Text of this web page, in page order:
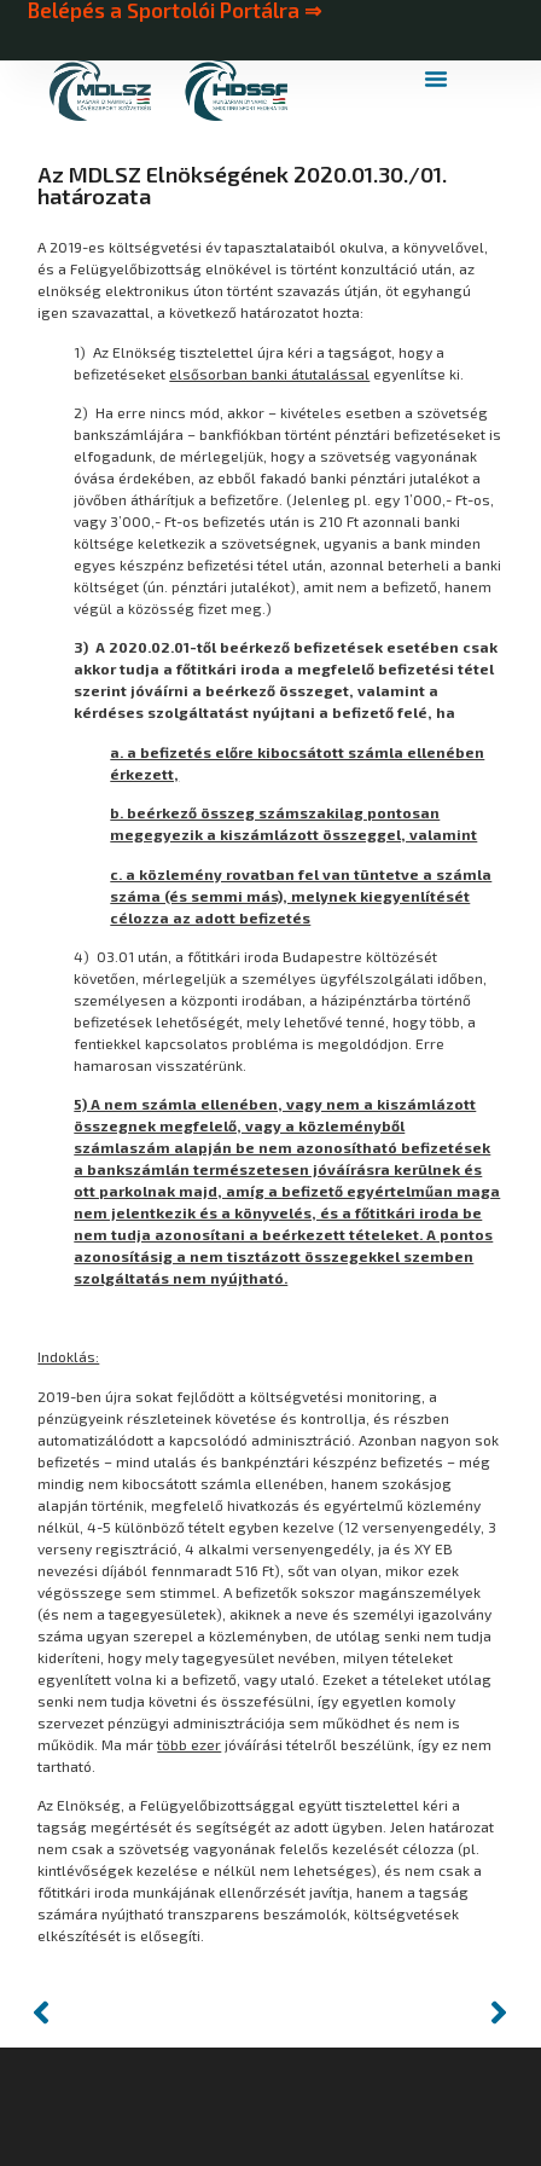
Belépés a Sportolói Portálra ⇒
Az MDLSZ Elnökségének 2020.01.30./01.
határozata
A 2019-es költségvetési év tapasztalataiból okulva, a könyvelővel,
és a Felügyelőbizottság elnökével is történt konzultáció után, az
elnökség elektronikus úton történt szavazás útján, öt egyhangú
igen szavazattal, a következő határozatot hozta:
1) Az Elnökség tisztelettel újra kéri a tagságot, hogy a
befizetéseket elsősorban banki átutalással egyenlítse ki.
2) Ha erre nincs mód, akkor – kivételes esetben a szövetség
bankszámlájára – bankfiókban történt pénztári befizetéseket is
elfogadunk, de mérlegeljük, hogy a szövetség vagyonának
óvása érdekében, az ebből fakadó banki pénztári jutalékot a
jövőben áthárítjuk a befizetőre. (Jelenleg pl. egy 1’000,- Ft-os,
vagy 3’000,- Ft-os befizetés után is 210 Ft azonnali banki
költsége keletkezik a szövetségnek, ugyanis a bank minden
egyes készpénz befizetési tétel után, azonnal beterheli a banki
költséget (ún. pénztári jutalékot), amit nem a befizető, hanem
végül a közösség fizet meg.)
3) A 2020.02.01-től beérkező befizetések esetében csak
akkor tudja a főtitkári iroda a megfelelő befizetési tétel
szerint jóváírni a beérkező összeget, valamint a
kérdéses szolgáltatást nyújtani a befizető felé, ha
a. a befizetés előre kibocsátott számla ellenében
érkezett,
b. beérkező összeg számszakilag pontosan
megegyezik a kiszámlázott összeggel, valamint
c. a közlemény rovatban fel van tüntetve a számla
száma (és semmi más), melynek kiegyenlítését
célozza az adott befizetés
4) 03.01 után, a főtitkári iroda Budapestre költözését
követően, mérlegeljük a személyes ügyfélszolgálati időben,
személyesen a központi irodában, a házipénztárba történő
befizetések lehetőségét, mely lehetővé tenné, hogy több, a
fentiekkel kapcsolatos probléma is megoldódjon. Erre
hamarosan visszatérünk.
5) A nem számla ellenében, vagy nem a kiszámlázott
összegnek megfelelő, vagy a közleményből
számlaszám alapján be nem azonosítható befizetések
a bankszámlán természetesen jóváírásra kerülnek és
ott parkolnak majd, amíg a befizető egyértelműan maga
nem jelentkezik és a könyvelés, és a főtitkári iroda be
nem tudja azonosítani a beérkezett tételeket. A pontos
azonosításig a nem tisztázott összegekkel szemben
szolgáltatás nem nyújtható.
Indoklás:
2019-ben újra sokat fejlődött a költségvetési monitoring, a
pénzügyeink részleteinek követése és kontrollja, és részben
automatizálódott a kapcsolódó adminisztráció. Azonban nagyon sok
befizetés – mind utalás és bankpénztári készpénz befizetés – még
mindig nem kibocsátott számla ellenében, hanem szokásjog
alapján történik, megfelelő hivatkozás és egyértelmű közlemény
nélkül, 4-5 különböző tételt egyben kezelve (12 versenyengedély, 3
verseny regisztráció, 4 alkalmi versenyengedély, ja és XY EB
nevezési díjából fennmaradt 516 Ft), sőt van olyan, mikor ezek
végösszege sem stimmel. A befizetők sokszor magánszemélyek
(és nem a tagegyesületek), akiknek a neve és személyi igazolvány
száma ugyan szerepel a közleményben, de utólag senki nem tudja
kideríteni, hogy mely tagegyesület nevében, milyen tételeket
egyenlített volna ki a befizető, vagy utaló. Ezeket a tételeket utólag
senki nem tudja követni és összefésülni, így egyetlen komoly
szervezet pénzügyi adminisztrációja sem működhet és nem is
működik. Ma mártöbb ezer jóváírási tételről beszélünk, így ez nem
tartható.
Az Elnökség, a Felügyelőbizottsággal együtt tisztelettel kéri a
tagság megértését és segítségét az adott ügyben. Jelen határozat
nem csak a szövetség vagyonának felelős kezelését célozza (pl.
kintlévőségek kezelése e nélkül nem lehetséges), és nem csak a
főtitkári iroda munkájának ellenőrzését javítja, hanem a tagság
számára nyújtható transzparens beszámolók, költségvetések
elkészítését is elősegíti.